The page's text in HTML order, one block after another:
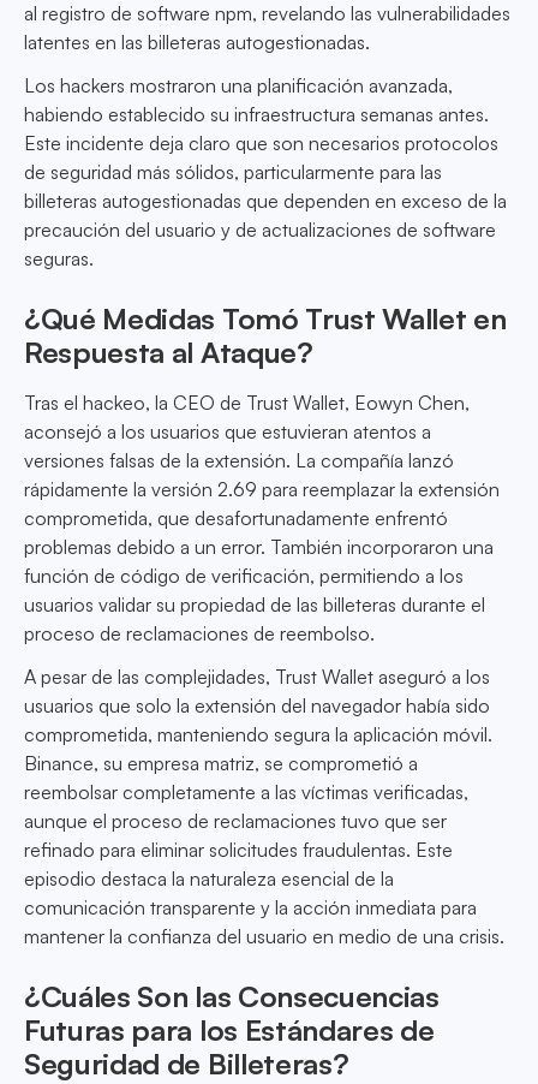
al registro de software npm, revelando las vulnerabilidades
latentes en las billeteras autogestionadas.
Los hackers mostraron una planificación avanzada,
habiendo establecido su infraestructura semanas antes.
Este incidente deja claro que son necesarios protocolos
de seguridad más sólidos, particularmente para las
billeteras autogestionadas que dependen en exceso de la
precaución del usuario y de actualizaciones de software
seguras.
¿Qué Medidas Tomó Trust Wallet en
Respuesta al Ataque?
Tras el hackeo, la CEO de Trust Wallet, Eowyn Chen,
aconsejó a los usuarios que estuvieran atentos a
versiones falsas de la extensión. La compañía lanzó
rápidamente la versión 2.69 para reemplazar la extensión
comprometida, que desafortunadamente enfrentó
problemas debido a un error. También incorporaron una
función de código de verificación, permitiendo a los
usuarios validar su propiedad de las billeteras durante el
proceso de reclamaciones de reembolso.
A pesar de las complejidades, Trust Wallet aseguró a los
usuarios que solo la extensión del navegador había sido
comprometida, manteniendo segura la aplicación móvil.
Binance, su empresa matriz, se comprometió a
reembolsar completamente a las víctimas verificadas,
aunque el proceso de reclamaciones tuvo que ser
refinado para eliminar solicitudes fraudulentas. Este
episodio destaca la naturaleza esencial de la
comunicación transparente y la acción inmediata para
mantener la confianza del usuario en medio de una crisis.
¿Cuáles Son las Consecuencias
Futuras para los Estándares de
Seguridad de Billeteras?